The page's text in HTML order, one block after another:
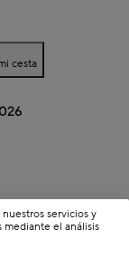
cesta
servicios y
mediante el análisis